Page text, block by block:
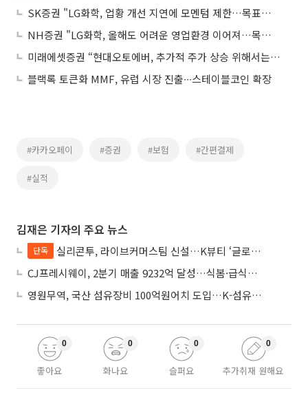
SK증권 "LG화학, 업황 개선 지연에 모멘텀 제한…목표가↓"
NH증권 "LG화학, 올해도 어려운 영업환경 이어져…목표가↓"
미래에셋증권 “현대오토에버, 추가적 주가 상승 위해서는 모멘텀 필요”
블랙록 토큰화 MMF, 유럽 시장 진출∙∙∙스테이블코인 확장
#카카오페이 #증권 #보험 #간편결제
#실적
김재은 기자의 주요 뉴스
단독
실리콘투, 라이브커머스팀 신설…K뷰티 ‘글로벌 라방 판매’ 확대
CJ프레시웨이, 2분기 매출 9232억 달성…식봄·급식사업 성장
영원무역, 국산 섬유장비 100억원어치 도입…K-섬유 상생 강화
좋아요
0
화나요
0
슬퍼요
0
추가취재 원해요
0